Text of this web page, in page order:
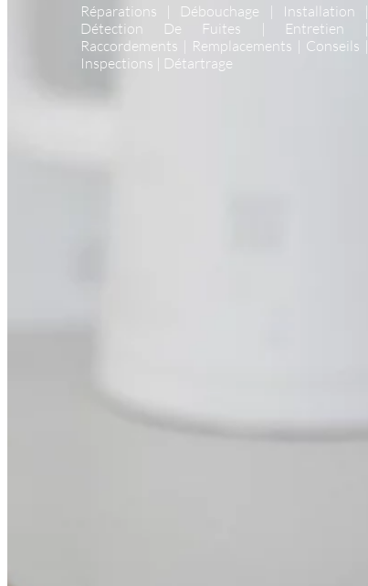
Réparations | Débouchage | Installation |
Détection De Fuites | Entretien |
Raccordements | Remplacements | Conseils |
Inspections | Détartrage